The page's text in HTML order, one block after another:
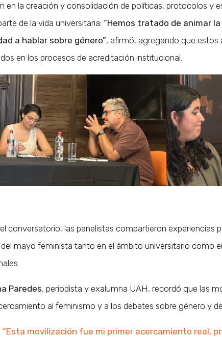
en la creación y consolidación de políticas, protocolos y
de la vida universitaria: “Hemos tratado de animar
a hablar sobre género”, afirmó, agregando que estos
en los procesos de acreditación institucional.
conversatorio, las panelistas compartieron experiencias
mayo feminista tanto en el ámbito universitario como
Paredes, periodista y exalumna UAH, recordó que las
al feminismo y a los debates sobre género y
“Esta movilización fue mi primer acercamiento real,